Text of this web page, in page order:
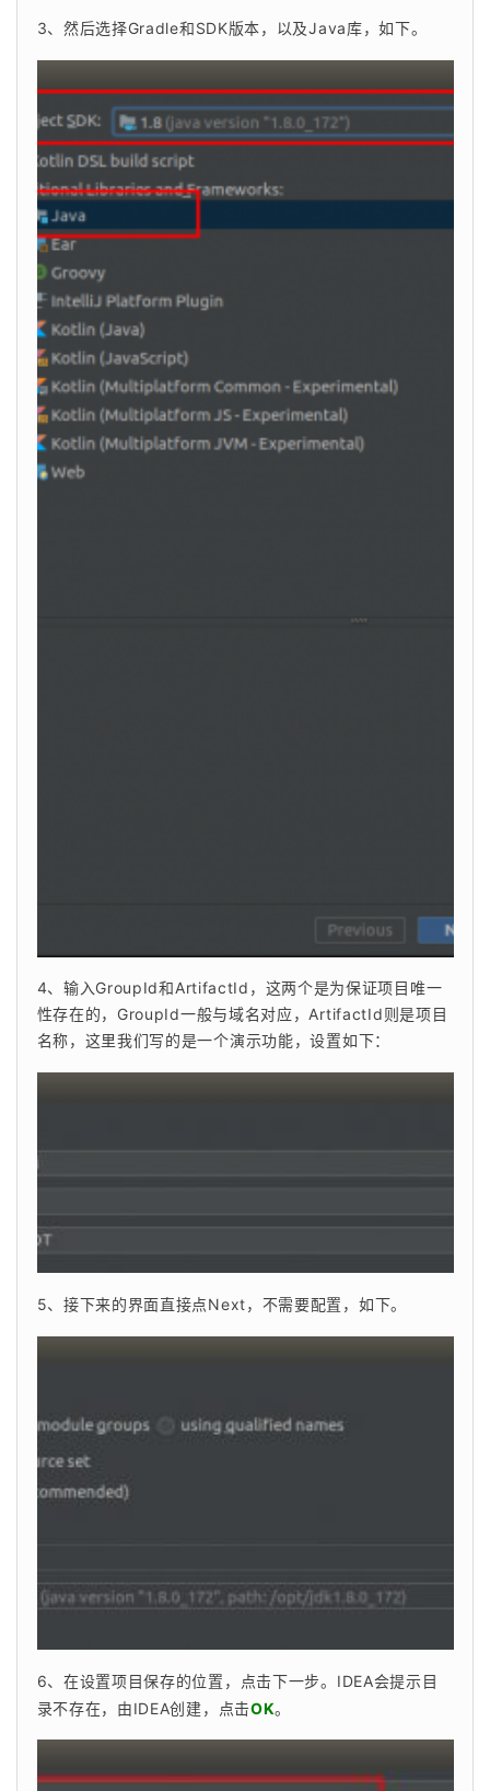
3、然后选择Gradle和SDK版本，以及Java库，如下。
4、输入GroupId和ArtifactId，这两个是为保证项目唯一
性存在的，GroupId一般与域名对应，ArtifactId则是项目
名称，这里我们写的是一个演示功能，设置如下：
5、接下来的界面直接点Next，不需要配置，如下。
6、在设置项目保存的位置，点击下一步。IDEA会提示目
录不存在，由IDEA创建，点击OK。